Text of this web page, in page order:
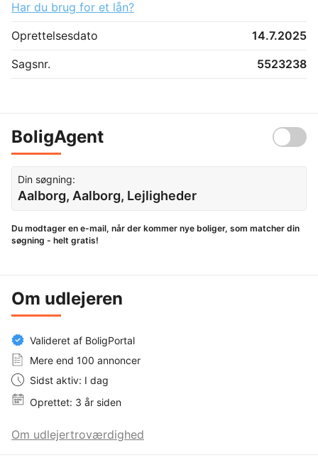
Har du brug for et lån?
Oprettelsesdato
14.7.2025
Sagsnr.
5523238
BoligAgent
Din søgning:
Aalborg, Aalborg, Lejligheder
Du modtager en e-mail, når der kommer nye boliger, som matcher din
søgning - helt gratis!
Om udlejeren
Valideret af BoligPortal
Mere end 100 annoncer
Sidst aktiv: I dag
Oprettet: 3 år siden
Om udlejertroværdighed